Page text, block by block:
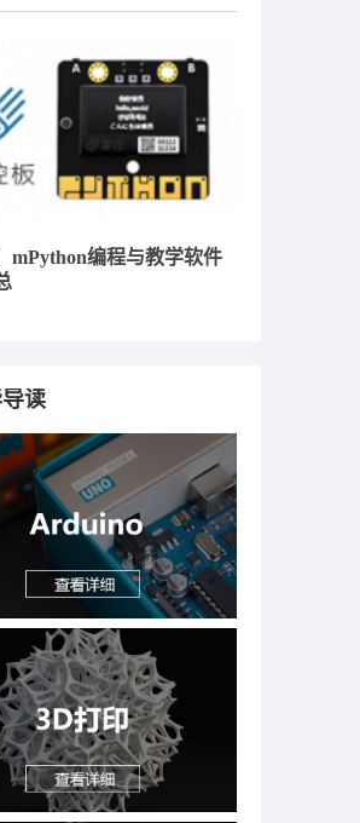
mPython编程与教学软件
读